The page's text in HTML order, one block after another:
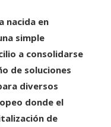
nacida en
simple
a consolidarse
de soluciones
diversos
donde el
de